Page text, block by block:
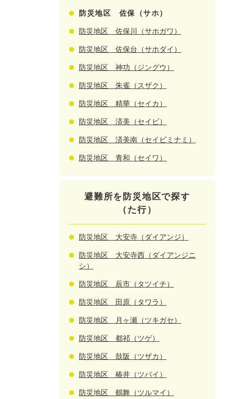
防災地区 佐保（サホ）
防災地区 佐保川（サホガワ）
防災地区 佐保台（サホダイ）
防災地区 神功（ジングウ）
防災地区 朱雀（スザク）
防災地区 精華（セイカ）
防災地区 済美（セイビ）
防災地区 済美南（セイビミナミ）
防災地区 青和（セイワ）
避難所を防災地区で探す
（た行）
防災地区 大安寺（ダイアンジ）
防災地区 大安寺西（ダイアンジニ
シ）
防災地区 辰市（タツイチ）
防災地区 田原（タワラ）
防災地区 月ヶ瀬（ツキガセ）
防災地区 都祁（ツゲ）
防災地区 鼓阪（ツザカ）
防災地区 椿井（ツバイ）
防災地区 鶴舞（ツルマイ）